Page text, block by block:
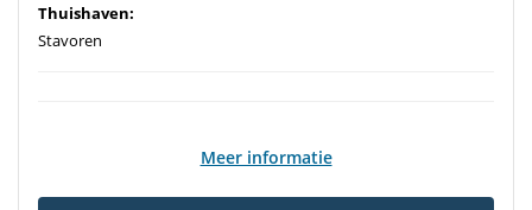
Thuishaven:
Stavoren
Meer informatie